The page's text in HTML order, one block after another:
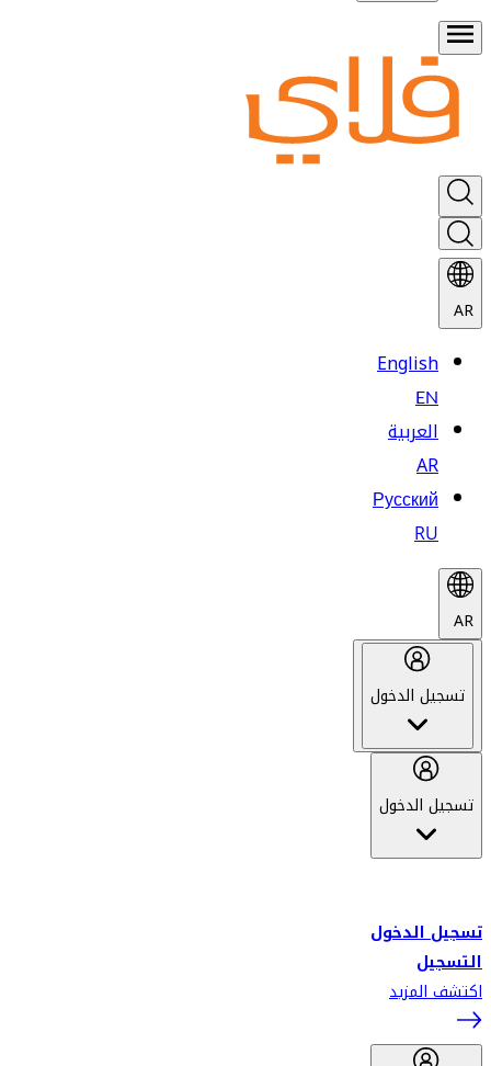
AR
English
EN
العربية
AR
Русский
RU
AR
تسجيل الدخول
تسجيل الدخول
تسجيل الدخول
التسجيل
اكتشف المزيد